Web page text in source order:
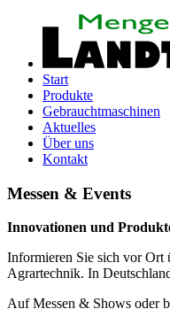
Start
Produkte
Gebrauchtmaschinen
Aktuelles
Über uns
Kontakt
Messen & Events
Innovationen und
Informieren Sie sich vor Ort
Agrartechnik. In
Auf Messen & Shows oder